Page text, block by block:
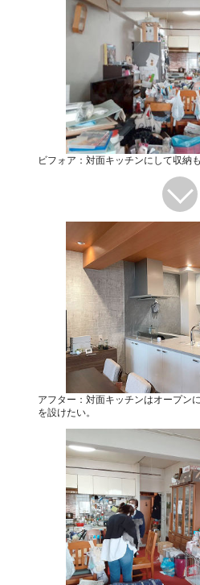
ビフォア：対面キッチンにして収納
アフター：対面キッチンはオープン
を設けたい。